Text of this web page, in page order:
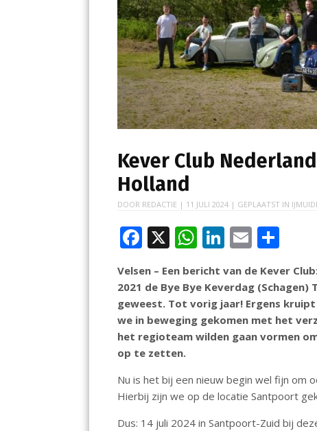
Kever Club
Holland
DOOR REDACTIE | 11 JULI 2024 | GEPLAATST IN
F
ac
e
b
o
o
k
X W
h
at
s
A
p
Li
n
k
e
dI
n
E
m
ai
l
e
n
Velsen – Een bericht van de Kever
2021 de Bye Bye Keverdag
geweest. Tot vorig jaar! Ergens
we in beweging gekomen met het
het regioteam wilden gaan vormen
op te zetten.
Nu is het bij een nieuw begin wel fijn om
Hierbij zijn we op de locatie Santpoort
Dus: 14 juli 2024 in Santpoort-Zuid bij